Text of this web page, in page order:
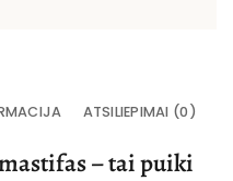
ATSILIEPIMAI (0)
– tai puiki